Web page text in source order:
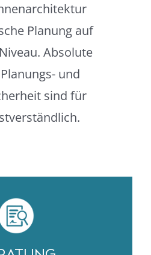
Planung auf
Absolute
und
sind für